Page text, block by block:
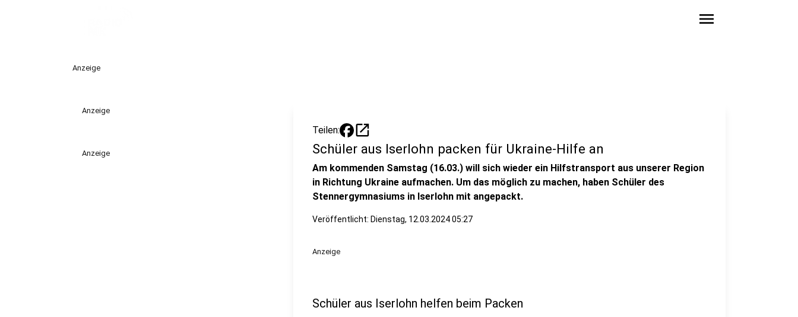
menu
Anzeige
Anzeige
Anzeige
Teilen: open_in_new
Schüler aus Iserlohn packen für Ukraine-Hilfe an
Am kommenden Samstag (16.03.) will sich wieder ein Hilfstransport aus unserer Region
in Richtung Ukraine aufmachen. Um das möglich zu machen, haben Schüler des
Stennergymnasiums in Iserlohn mit angepackt.
Veröffentlicht: Dienstag, 12.03.2024 05:27
Anzeige
Schüler aus Iserlohn helfen beim Packen